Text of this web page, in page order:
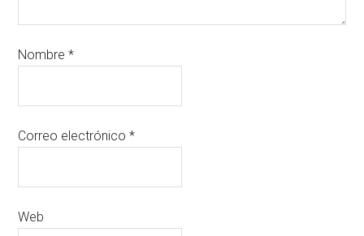
Nombre*
Correo electrónico*
Web